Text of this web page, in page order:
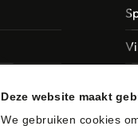
Deze website maakt
We gebruiken cookies